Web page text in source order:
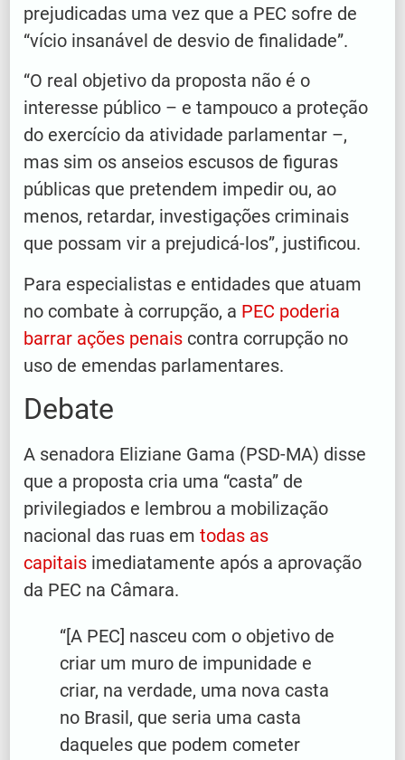
prejudicadas uma vez que a PEC sofre de
“vício insanável de desvio de finalidade”.
“O real objetivo da proposta não é o
interesse público – e tampouco a proteção
do exercício da atividade parlamentar –,
mas sim os anseios escusos de figuras
públicas que pretendem impedir ou, ao
menos, retardar, investigações criminais
que possam vir a prejudicá-los”, justificou.
Para especialistas e entidades que atuam
no combate à corrupção, a PEC poderia
barrar ações penais contra corrupção no
uso de emendas parlamentares.
Debate
A senadora Eliziane Gama (PSD-MA) disse
que a proposta cria uma “casta” de
privilegiados e lembrou a mobilização
nacional das ruas emtodas as
capitais imediatamente após a aprovação
da PEC na Câmara.
“[A PEC] nasceu com o objetivo de
criar um muro de impunidade e
criar, na verdade, uma nova casta
no Brasil, que seria uma casta
daqueles que podem cometer